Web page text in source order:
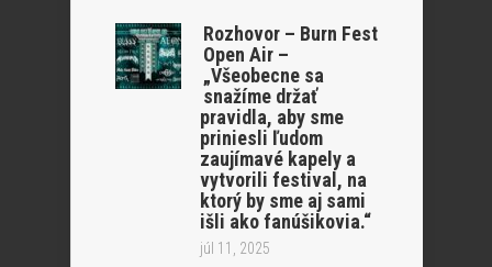
Rozhovor – Burn Fest
Open Air –
„Všeobecne sa
snažíme držať
pravidla, aby sme
priniesli ľudom
zaujímavé kapely a
vytvorili festival, na
ktorý by sme aj sami
išli ako fanúšikovia.“
júl 11, 2025